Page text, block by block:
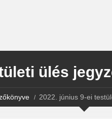
ülés
2022. június 9-ei